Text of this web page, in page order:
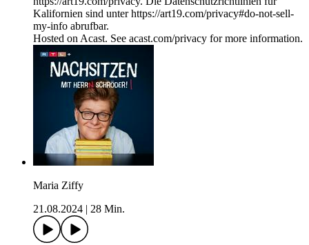
Kalifornien sind unter https://art19.com/privacy#do-not-sell-
my-info abrufbar.
Hosted on Acast. See acast.com/privacy for more information.
Maria Ziffy
21.08.2024
28 Min.